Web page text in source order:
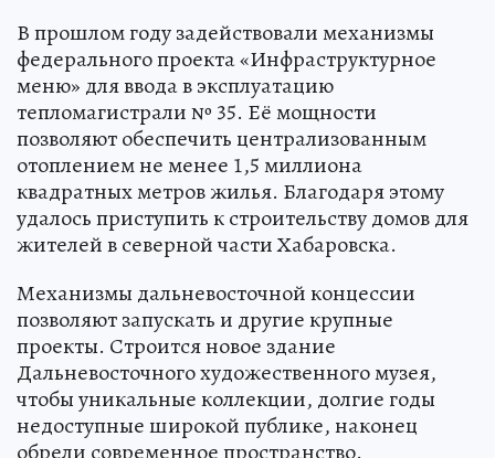
В прошлом году задействовали механизмы
федерального проекта «Инфраструктурное
меню» для ввода в эксплуатацию
тепломагистрали № 35. Её мощности
позволяют обеспечить централизованным
отоплением не менее 1,5 миллиона
квадратных метров жилья. Благодаря этому
удалось приступить к строительству домов для
жителей в северной части Хабаровска.
Механизмы дальневосточной концессии
позволяют запускать и другие крупные
проекты. Строится новое здание
Дальневосточного художественного музея,
чтобы уникальные коллекции, долгие годы
недоступные широкой публике, наконец
обрели современное пространство.